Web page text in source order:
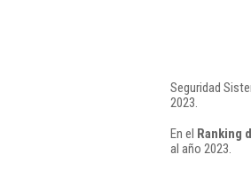
Seguridad
2023.
En el Ranking
al año 2023.